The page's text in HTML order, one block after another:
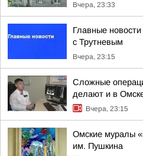
Вчера, 23:33
Главные
с Трутневым
Вчера, 23:15
Сложные
делают и в
Вчера, 23:15
Омские муралы
им. Пушкина